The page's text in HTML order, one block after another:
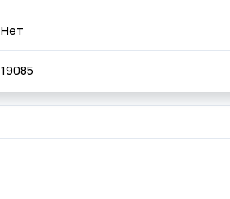
Нет
19085